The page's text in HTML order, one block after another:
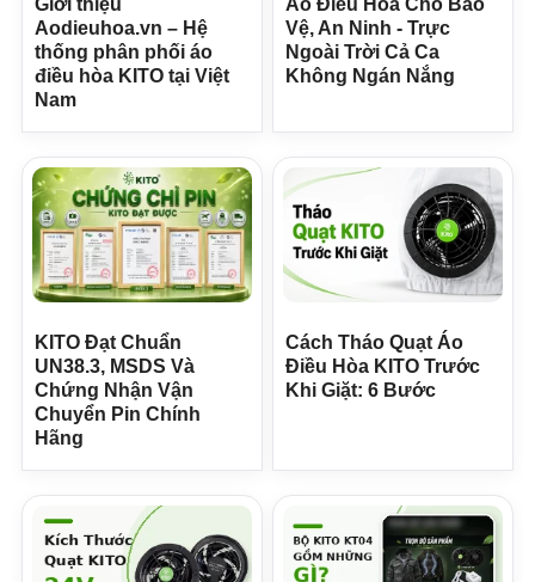
Aodieuhoa.vn – Hệ
thống phân phối áo
điều hòa KITO tại Việt
Nam
Vệ, An Ninh - Trực
Ngoài Trời Cả Ca
Không Ngán Nắng
KITO Đạt Chuẩn
UN38.3, MSDS Và
Chứng Nhận Vận
Chuyển Pin Chính
Hãng
Cách Tháo Quạt Áo
Điều Hòa KITO Trước
Khi Giặt: 6 Bước